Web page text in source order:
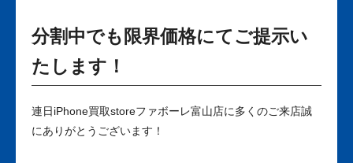
分割中でも限界価格にてご提示い
たします！
連日iPhone買取storeファボーレ富山店に多くのご来店誠
にありがとうございます！